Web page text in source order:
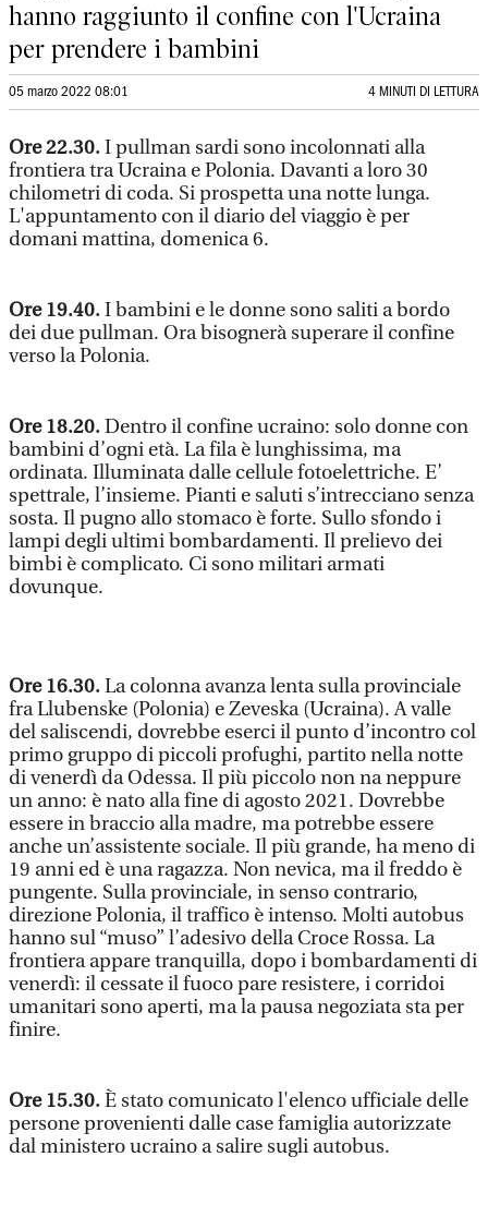
hanno raggiunto il confine con l'Ucraina
per prendere i bambini
05 marzo 2022 08:01 4 MINUTI DI LETTURA
Ore 22.30.I pullman sardi sono incolonnati alla
frontiera tra Ucraina e Polonia. Davanti a loro 30
chilometri di coda. Si prospetta una notte lunga.
L'appuntamento con il diario del viaggio è per
domani mattina, domenica 6.
Ore 19.40.I bambini e le donne sono saliti a bordo
dei due pullman. Ora bisognerà superare il confine
verso la Polonia.
Ore 18.20.Dentro il confine ucraino: solo donne con
bambini d’ogni età. La fila è lunghissima, ma
ordinata. Illuminata dalle cellule fotoelettriche. E’
spettrale, l’insieme. Pianti e saluti s’intrecciano senza
sosta. Il pugno allo stomaco è forte. Sullo sfondo i
lampi degli ultimi bombardamenti. Il prelievo dei
bimbi è complicato. Ci sono militari armati
dovunque.
Ore 16.30.La colonna avanza lenta sulla provinciale
fra Llubenske (Polonia) e Zeveska (Ucraina). A valle
del saliscendi, dovrebbe eserci il punto d’incontro col
primo gruppo di piccoli profughi, partito nella notte
di venerdì da Odessa. Il più piccolo non na neppure
un anno: è nato alla fine di agosto 2021. Dovrebbe
essere in braccio alla madre, ma potrebbe essere
anche un’assistente sociale. Il più grande, ha meno di
19 anni ed è una ragazza. Non nevica, ma il freddo è
pungente. Sulla provinciale, in senso contrario,
direzione Polonia, il traffico è intenso. Molti autobus
hanno sul “muso” l’adesivo della Croce Rossa. La
frontiera appare tranquilla, dopo i bombardamenti di
venerdì: il cessate il fuoco pare resistere, i corridoi
umanitari sono aperti, ma la pausa negoziata sta per
finire.
Ore 15.30.È stato comunicato l'elenco ufficiale delle
persone provenienti dalle case famiglia autorizzate
dal ministero ucraino a salire sugli autobus.